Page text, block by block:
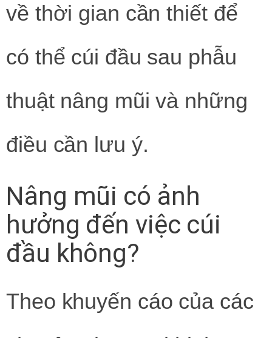
về thời gian cần thiết để
có thể cúi đầu sau phẫu
thuật nâng mũi và những
điều cần lưu ý.
Nâng mũi có ảnh
hưởng đến việc cúi
đầu không?
Theo khuyến cáo của các